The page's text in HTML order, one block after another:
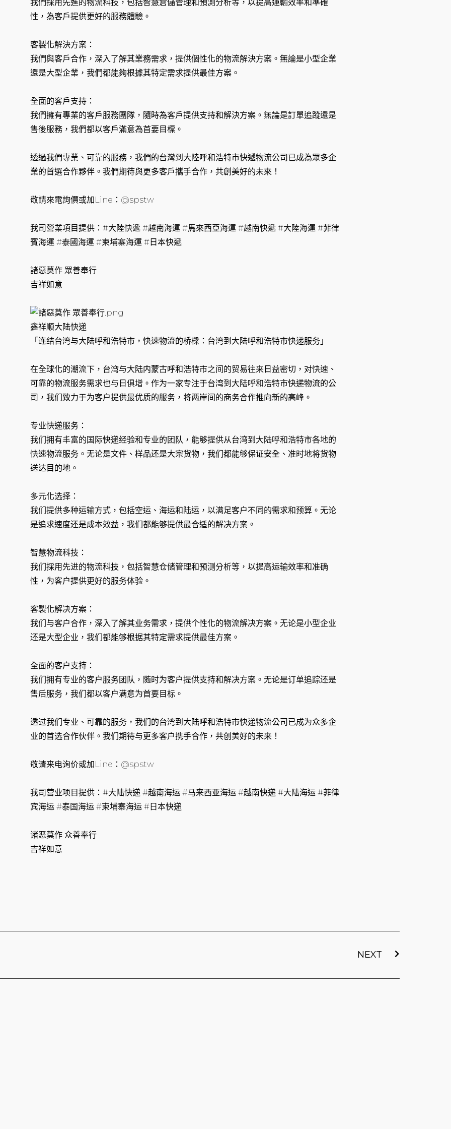
我們採用先進的物流科技，包括智慧倉儲管理和預測分析等，以提高運輸效率和準確
性，為客戶提供更好的服務體驗。
客製化解決方案：
我們與客戶合作，深入了解其業務需求，提供個性化的物流解決方案。無論是小型企業
還是大型企業，我們都能夠根據其特定需求提供最佳方案。
全面的客戶支持：
我們擁有專業的客戶服務團隊，隨時為客戶提供支持和解決方案。無論是訂單追蹤還是
售後服務，我們都以客戶滿意為首要目標。
透過我們專業、可靠的服務，我們的台灣到大陸呼和浩特市快遞物流公司已成為眾多企
業的首選合作夥伴。我們期待與更多客戶攜手合作，共創美好的未來！
敬請來電詢價或加Line：@spstw
我司營業項目提供：#大陸快遞 #越南海運 #馬來西亞海運 #越南快遞 #大陸海運 #菲律
賓海運 #泰國海運 #柬埔寨海運 #日本快遞
諸惡莫作 眾善奉行
吉祥如意
鑫祥顺大陆快递
「连结台湾与大陆呼和浩特市，快速物流的桥樑：台湾到大陆呼和浩特市快递服务」
在全球化的潮流下，台湾与大陆内蒙古呼和浩特市之间的贸易往来日益密切，对快速、
可靠的物流服务需求也与日俱增。作为一家专注于台湾到大陆呼和浩特市快递物流的公
司，我们致力于为客户提供最优质的服务，将两岸间的商务合作推向新的高峰。
专业快递服务：
我们拥有丰富的国际快递经验和专业的团队，能够提供从台湾到大陆呼和浩特市各地的
快速物流服务。无论是文件、样品还是大宗货物，我们都能够保证安全、准时地将货物
送达目的地。
多元化选择：
我们提供多种运输方式，包括空运、海运和陆运，以满足客户不同的需求和预算。无论
是追求速度还是成本效益，我们都能够提供最合适的解决方案。
智慧物流科技：
我们採用先进的物流科技，包括智慧仓储管理和预测分析等，以提高运输效率和准确
性，为客户提供更好的服务体验。
客製化解决方案：
我们与客户合作，深入了解其业务需求，提供个性化的物流解决方案。无论是小型企业
还是大型企业，我们都能够根据其特定需求提供最佳方案。
全面的客户支持：
我们拥有专业的客户服务团队，随时为客户提供支持和解决方案。无论是订单追踪还是
售后服务，我们都以客户满意为首要目标。
透过我们专业、可靠的服务，我们的台湾到大陆呼和浩特市快递物流公司已成为众多企
业的首选合作伙伴。我们期待与更多客户携手合作，共创美好的未来！
敬请来电询价或加Line：@spstw
我司营业项目提供：#大陆快递 #越南海运 #马来西亚海运 #越南快递 #大陆海运 #菲律
宾海运 #泰国海运 #柬埔寨海运 #日本快递
诸恶莫作 众善奉行
吉祥如意
NEXT